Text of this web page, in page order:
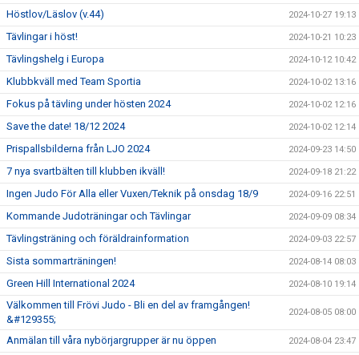
Höstlov/Läslov (v.44) 2024-10-27 19:13
Tävlingar i höst! 2024-10-21 10:23
Tävlingshelg i Europa 2024-10-12 10:42
Klubbkväll med Team Sportia 2024-10-02 13:16
Fokus på tävling under hösten 2024 2024-10-02 12:16
Save the date! 18/12 2024 2024-10-02 12:14
Prispallsbilderna från LJO 2024 2024-09-23 14:50
7 nya svartbälten till klubben ikväll! 2024-09-18 21:22
Ingen Judo För Alla eller Vuxen/Teknik på onsdag 18/9 2024-09-16 22:51
Kommande Judoträningar och Tävlingar 2024-09-09 08:34
Tävlingsträning och föräldrainformation 2024-09-03 22:57
Sista sommarträningen! 2024-08-14 08:03
Green Hill International 2024 2024-08-10 19:14
Välkommen till Frövi Judo - Bli en del av framgången!
&#129355;
2024-08-05 08:00
Anmälan till våra nybörjargrupper är nu öppen 2024-08-04 23:47